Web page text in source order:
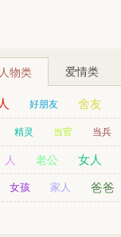
人物类 爱情类
好朋友 舍友
爷 司机 姨妈
精灵 当官 当兵
残疾人
人 老公 女人
女孩 家人 爸爸